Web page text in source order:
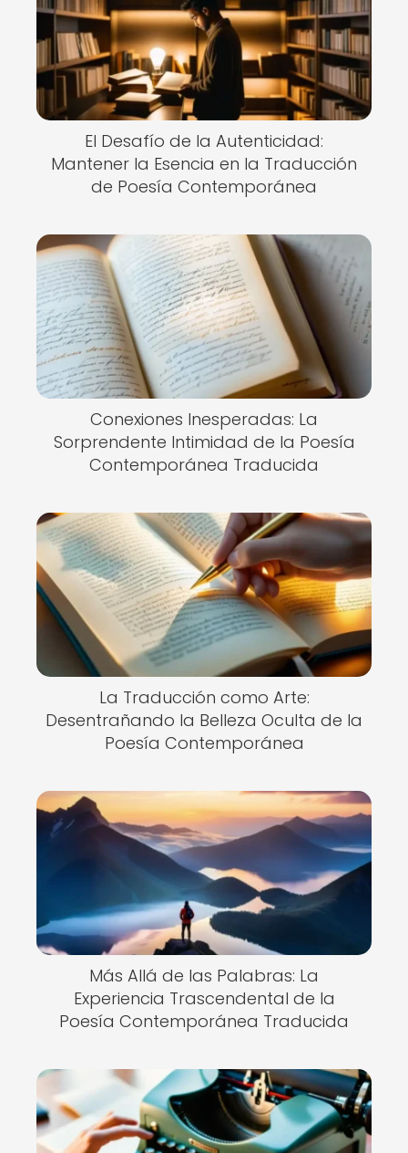
El Desafío de la Autenticidad:
Mantener la Esencia en la Traducción
de Poesía Contemporánea
Conexiones Inesperadas: La
Sorprendente Intimidad de la Poesía
Contemporánea Traducida
La Traducción como Arte:
Desentrañando la Belleza Oculta de la
Poesía Contemporánea
Más Allá de las Palabras: La
Experiencia Trascendental de la
Poesía Contemporánea Traducida